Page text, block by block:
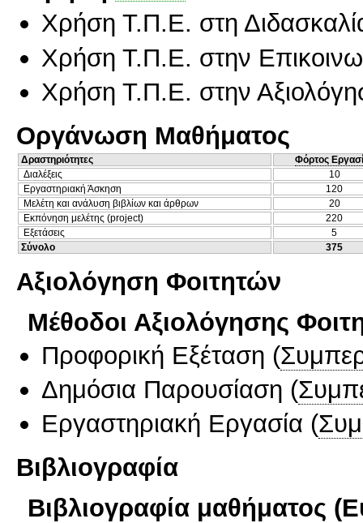
Χρήση Τ.Π.Ε. στη
Χρήση Τ.Π.Ε. στην
Χρήση Τ.Π.Ε. στην
Οργάνωση Μαθήματος
Δραστηριότητες
Φόρτος
Διαλέξεις
10
Εργαστηριακή Άσκηση
120
Μελέτη και ανάλυση βιβλίων και άρθρων
20
Εκπόνηση μελέτης (project)
220
Εξετάσεις
5
Σύνολο
375
Αξιολόγηση Φοιτητών
Μέθοδοι Αξιολόγησης
Προφορική Εξέταση (
Δημόσια Παρουσίαση (
Εργαστηριακή Εργασία (
Βιβλιογραφία
Βιβλιογραφία μαθήματος